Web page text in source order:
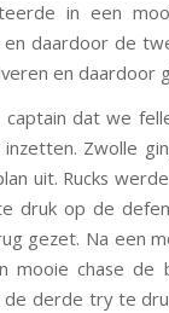
in een
daardoor de
en daardoor
dat we
Zwolle
uit. Rucks
druk op de
gezet. Na een
mooie chase de
derde try te